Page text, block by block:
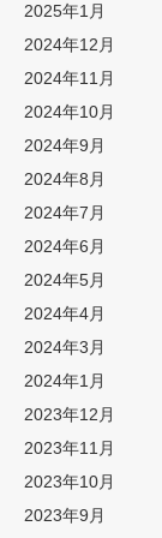
2025年1月
2024年12月
2024年11月
2024年10月
2024年9月
2024年8月
2024年7月
2024年6月
2024年5月
2024年4月
2024年3月
2024年1月
2023年12月
2023年11月
2023年10月
2023年9月